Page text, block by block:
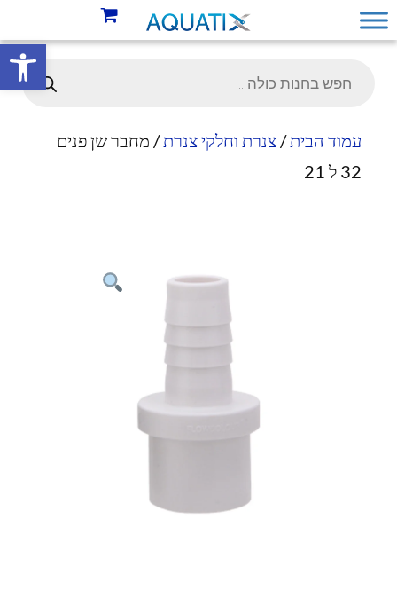
פתח
עמוד הבית/צנרת וחלקי צנרת/ מחבר שן פנים
32 ל 21